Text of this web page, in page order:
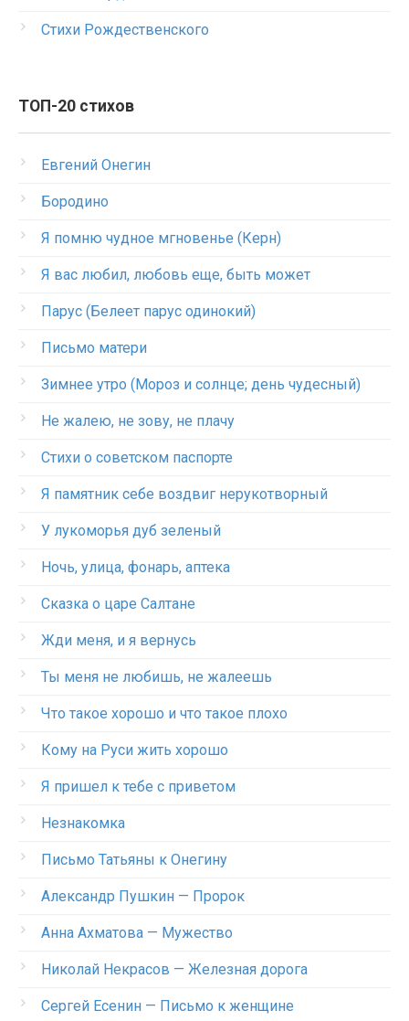
Стихи Рождественского
ТОП-20 стихов
Евгений Онегин
Бородино
Я помню чудное мгновенье (Керн)
Я вас любил, любовь еще, быть может
Парус (Белеет парус одинокий)
Письмо матери
Зимнее утро (Мороз и солнце; день чудесный)
Не жалею, не зову, не плачу
Стихи о советском паспорте
Я памятник себе воздвиг нерукотворный
У лукоморья дуб зеленый
Ночь, улица, фонарь, аптека
Сказка о царе Салтане
Жди меня, и я вернусь
Ты меня не любишь, не жалеешь
Что такое хорошо и что такое плохо
Кому на Руси жить хорошо
Я пришел к тебе с приветом
Незнакомка
Письмо Татьяны к Онегину
Александр Пушкин — Пророк
Анна Ахматова — Мужество
Николай Некрасов — Железная дорога
Сергей Есенин — Письмо к женщине